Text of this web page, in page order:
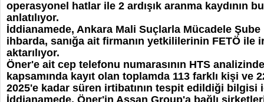
operasyonel hatlar ile 2 ardışık aranma kaydının
anlatılıyor.
İddianamede, Ankara Mali Suçlarla Mücadele
ihbarda, sanığa ait firmanın yetkililerinin FETÖ ile
aktarılıyor.
Öner'e ait cep telefonu numarasının HTS
kapsamında kayıt olan toplamda 113 farklı kişi ve
2025'e kadar süren irtibatının tespit edildiği bilgisi
İddianamede, Öner'in Assan Group'a bağlı